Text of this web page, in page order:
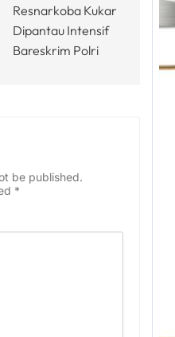
Resnarkoba Kukar
Dipantau Intensif
Bareskrim Polri
be published.
*